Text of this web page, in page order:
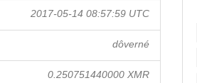
2017-05-14 08:57:59 UTC
dôverné
0.250751440000 XMR